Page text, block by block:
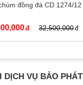
đồng đá CD 1274/12
32,500,000
VỤ BẢO PHÁT